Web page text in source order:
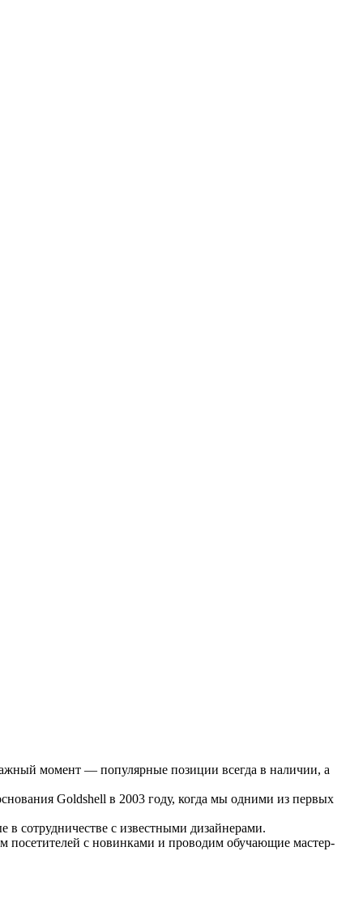
момент — популярные позиции всегда в наличии, а
Goldshell в 2003 году, когда мы одними из первых
сотрудничестве с известными дизайнерами.
с новинками и проводим обучающие мастер-